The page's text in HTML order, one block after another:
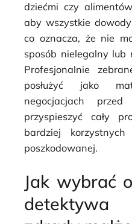
dziećmi czy
aby wszystkie
co oznacza, że nie
sposób nielegalny lub
Profesjonalnie
posłużyć jako
negocjacjach
przyspieszyć cały
bardziej
poszkodowanej.
Jak wybrać
detektywa